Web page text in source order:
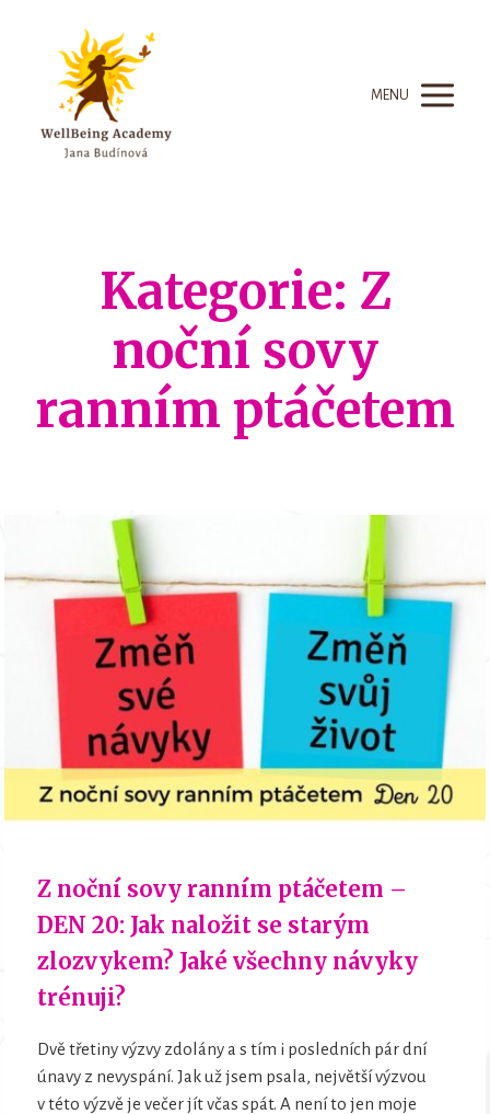
MENU
Kategorie: Z
noční sovy
ranním ptáčetem
Z noční sovy ranním ptáčetem –
DEN 20: Jak naložit se starým
zlozvykem? Jaké všechny návyky
trénuji?
Dvě třetiny výzvy zdolány a s tím i posledních pár dní
únavy z nevyspání. Jak už jsem psala, největší výzvou
v této výzvě je večer jít včas spát. A není to jen moje